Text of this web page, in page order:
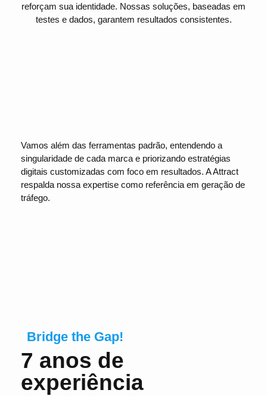
reforçam sua identidade. Nossas soluções, baseadas em
testes e dados, garantem resultados consistentes.
Vamos além das ferramentas padrão, entendendo a
singularidade de cada marca e priorizando estratégias
digitais customizadas com foco em resultados. A Attract
respalda nossa expertise como referência em geração de
tráfego.
Bridge the Gap!
7 anos de
experiência